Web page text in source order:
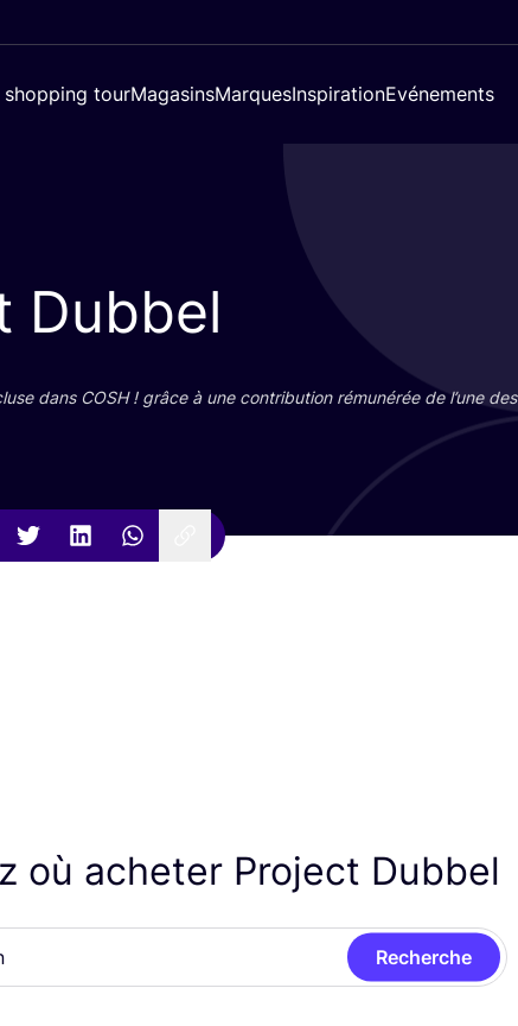
shopping tourMagasinsMarquesInspirationEvénements
Dubbel
dans COSH! grâce à une contri­bu­tion rému­né­rée de l’une des
où acheter Project Dubbel
Recherche